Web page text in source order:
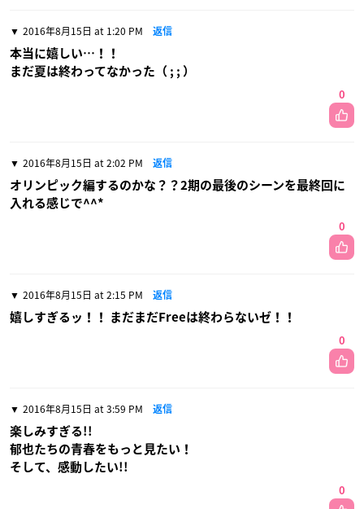
2016年8月15日 at 1:20 PM 返信
本当に嬉しい…！！
まだ夏は終わってなかった（ ; ; ）
0
2016年8月15日 at 2:02 PM 返信
オリンピック編するのかな？？2期の最後のシーンを最終回に
入れる感じで^^*
0
2016年8月15日 at 2:15 PM 返信
嬉しすぎるッ！！ まだまだFreeは終わらないゼ！！
0
2016年8月15日 at 3:59 PM 返信
楽しみすぎる!!
郁也たちの青春をもっと見たい！
そして、感動したい!!
0